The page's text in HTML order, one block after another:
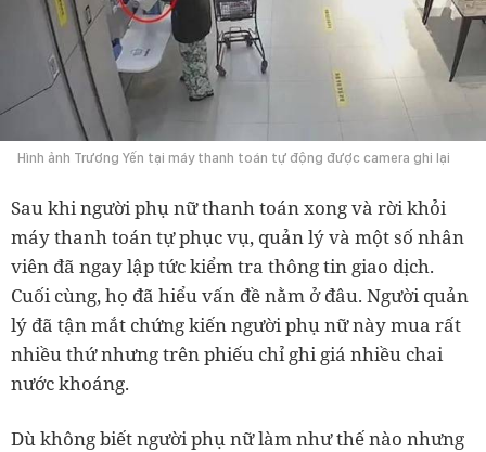
Hình ảnh Trương Yến tại máy thanh toán tự động được camera ghi lại
Sau khi người phụ nữ thanh toán xong và rời khỏi
máy thanh toán tự phục vụ, quản lý và một số nhân
viên đã ngay lập tức kiểm tra thông tin giao dịch.
Cuối cùng, họ đã hiểu vấn đề nằm ở đâu. Người quản
lý đã tận mắt chứng kiến người phụ nữ này mua rất
nhiều thứ nhưng trên phiếu chỉ ghi giá nhiều chai
nước khoáng.
Dù không biết người phụ nữ làm như thế nào nhưng